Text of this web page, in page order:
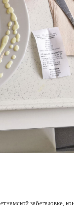
забегаловке,